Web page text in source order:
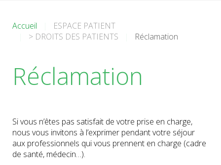
Accueil
ESPACE PATIENT
> DROITS DES PATIENTS
Réclamation
Réclamation
Si vous n’êtes pas satisfait de votre prise en charge,
nous vous invitons à l’exprimer pendant votre séjour
aux professionnels qui vous prennent en charge (cadre
de santé, médecin…).